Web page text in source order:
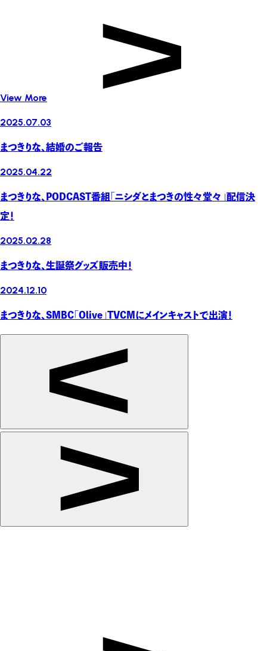
View More
2025.07.03
まつきりな、結婚のご報告
2025.04.22
まつきりな、PODCAST番組「ニシダとまつきの性々堂々」配信決
定！
2025.02.28
まつきりな、生誕祭グッズ販売中！
2024.12.10
まつきりな、SMBC「Olive」TVCMにメインキャストで出演！